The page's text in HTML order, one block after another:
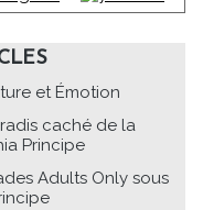
et Émotion
caché de la
Principe
Adults Only sous